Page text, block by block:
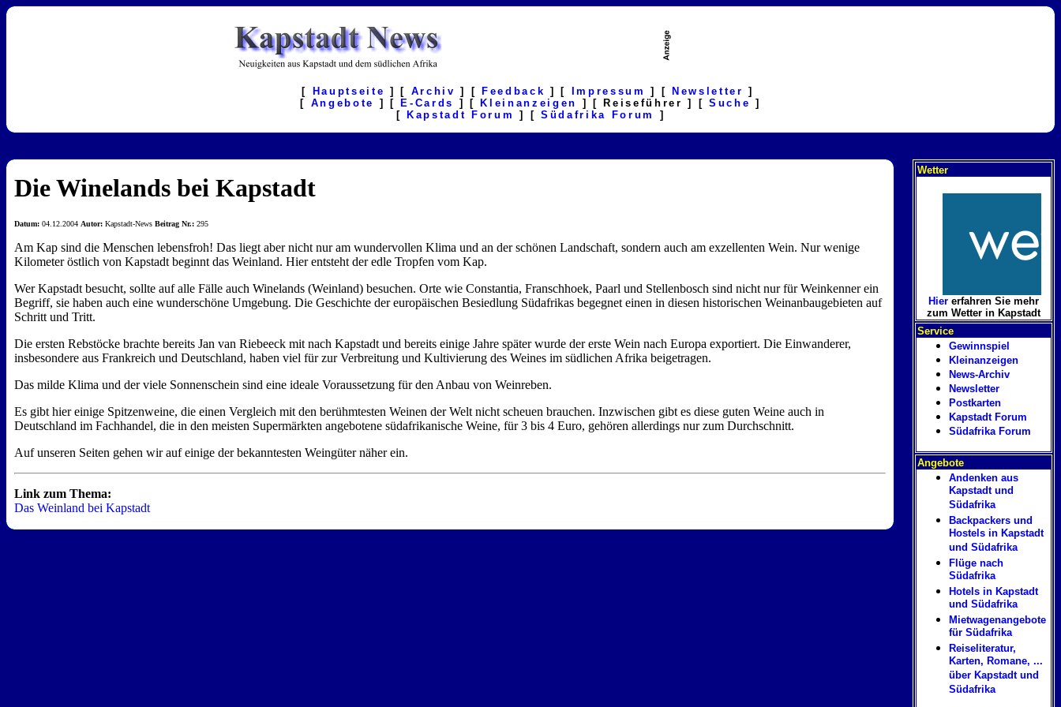
[ Hauptseite ] [ Archiv ] [ Feedback ] [ Impressum ] [ Newsletter ]
[ Angebote ] [ E-Cards ] [ Kleinanzeigen ] [ Reiseführer ] [Suche ]
[
Kapstadt Forum ] [ Südafrika Forum ]
Die Winelands bei Kapstadt
Datum: 04.12.2004 Autor: Kapstadt-News Beitrag Nr.: 295
Am Kap sind die Menschen lebensfroh! Das liegt aber nicht nur am wundervollen Klima und an der schönen Landschaft, sondern auch am exzellenten Wein. Nur wenige
Kilometer östlich von Kapstadt beginnt das Weinland. Hier entsteht der edle Tropfen vom Kap.
Wer Kapstadt besucht, sollte auf alle Fälle auch Winelands (Weinland) besuchen. Orte wie Constantia, Franschhoek, Paarl und Stellenbosch sind nicht nur für Weinkenner ein
Begriff, sie haben auch eine wunderschöne Umgebung. Die Geschichte der europäischen Besiedlung Südafrikas begegnet einen in diesen historischen Weinanbaugebieten auf
Schritt und Tritt.
Die ersten Rebstöcke brachte bereits Jan van Riebeeck mit nach Kapstadt und bereits einige Jahre später wurde der erste Wein nach Europa exportiert. Die Einwanderer,
insbesondere aus Frankreich und Deutschland, haben viel für zur Verbreitung und Kultivierung des Weines im südlichen Afrika beigetragen.
Das milde Klima und der viele Sonnenschein sind eine ideale Voraussetzung für den Anbau von Weinreben.
Es gibt hier einige Spitzenweine, die einen Vergleich mit den berühmtesten Weinen der Welt nicht scheuen brauchen. Inzwischen gibt es diese guten Weine auch in
Deutschland im Fachhandel, die in den meisten Supermärkten angebotene südafrikanische Weine, für 3 bis 4 Euro, gehören allerdings nur zum Durchschnitt.
Auf unseren Seiten gehen wir auf einige der bekanntesten Weingüter näher ein.
Link zum Thema:
Das Weinland bei Kapstadt
Wetter
Hier erfahren Sie mehr
zum Wetter in Kapstadt
Service
Gewinnspiel
Kleinanzeigen
News-Archiv
Newsletter
Postkarten
Kapstadt Forum
Südafrika Forum
Angebote
Andenken aus
Kapstadt und
Südafrika
Backpackers und
Hostels in Kapstadt
und Südafrika
Flüge nach
Südafrika
Hotels in Kapstadt
und Südafrika
Mietwagenangebote
für Südafrika
Reiseliteratur,
Karten, Romane, ...
über Kapstadt und
Südafrika